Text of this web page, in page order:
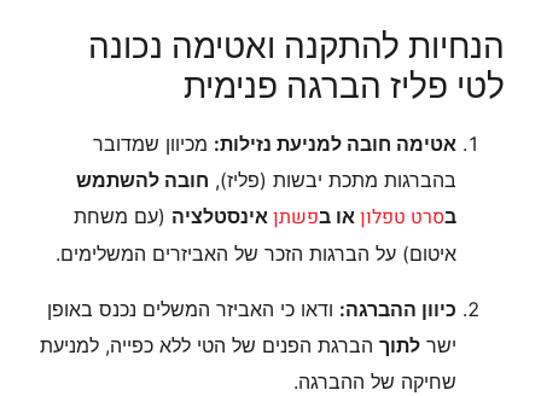
הנחיות להתקנה ואטימה נכונה
לטי פליז הברגה פנימית
אטימה חובה למניעת נזילות: מכיוון שמדובר
בהברגות מתכת יבשות (פליז), חובה להשתמש
בסרט טפלון או בפשתן אינסטלציה (עם משחת
איטום) על הברגות הזכר של האביזרים המשלימים.
כיוון ההברגה: ודאו כי האביזר המשלים נכנס באופן
ישר לתוך הברגת הפנים של הטי ללא כפייה, למניעת
שחיקה של ההברגה.